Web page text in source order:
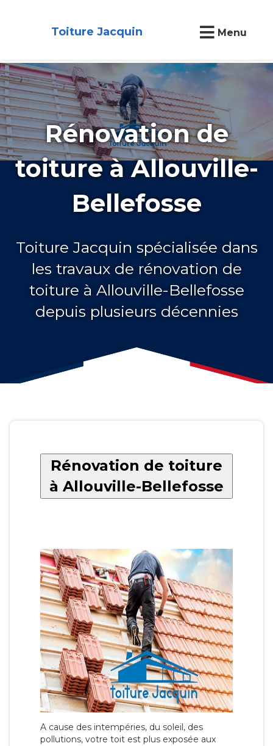
Toiture Jacquin Menu
Rénovation de
toiture à Allouville-
Bellefosse
Toiture Jacquin spécialisée dans
les travaux de rénovation de
toiture à Allouville-Bellefosse
depuis plusieurs décennies
Rénovation de toiture
à Allouville-Bellefosse
A cause des intempéries, du soleil, des
pollutions, votre toit est plus exposée aux